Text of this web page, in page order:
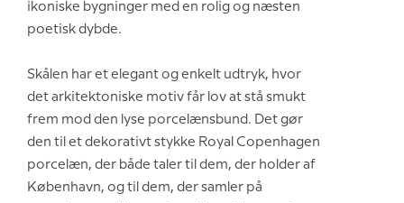
ikoniske bygninger med en rolig og næsten
poetisk dybde.
Skålen har et elegant og enkelt udtryk, hvor
det arkitektoniske motiv får lov at stå smukt
frem mod den lyse porcelænsbund. Det gør
den til et dekorativt stykke Royal Copenhagen
porcelæn, der både taler til dem, der holder af
København, og til dem, der samler på